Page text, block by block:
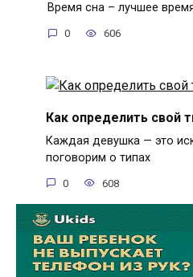
Время сна – лучшее
0 606
Как определить свой
Каждая девушка — это
поговорим о типах
0 608